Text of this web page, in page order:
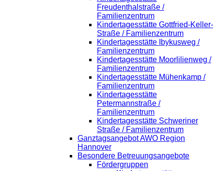
Freudenthalstraße /
Familienzentrum
Kindertagesstätte Gottfried-Keller-
Straße / Familienzentrum
Kindertagesstätte Ibykusweg /
Familienzentrum
Kindertagesstätte Moorlilienweg /
Familienzentrum
Kindertagesstätte Mühenkamp /
Familienzentrum
Kindertagesstätte
Petermannstraße /
Familienzentrum
Kindertagesstätte Schweriner
Straße / Familienzentrum
Ganztagsangebot AWO Region
Hannover
Besondere Betreuungsangebote
Fördergruppen